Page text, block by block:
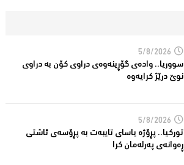
5/8/2026
سووریا.. واده‌ی گۆڕینه‌وه‌ی دراوی كۆن به‌ دراوی
نوێ درێژ كرایه‌وه‌
5/8/2026
توركیا.. پڕۆژه‌ یاسای تایبه‌ت به‌ پڕۆسه‌ی ئاشتی
ڕه‌وانه‌ی په‌رله‌مان كرا